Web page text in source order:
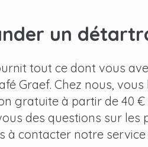
un
tout ce dont vous
Graef. Chez nous,
gratuite à partir de 40
des questions sur
à contacter notre